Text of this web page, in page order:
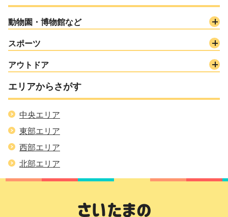
動物園・博物館など
スポーツ
アウトドア
エリアからさがす
中央エリア
東部エリア
西部エリア
北部エリア